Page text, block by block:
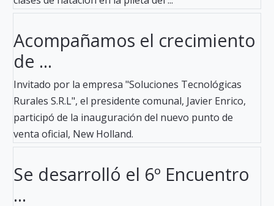
Acompañamos el crecimiento
de ...
Invitado por la empresa "Soluciones Tecnológicas
Rurales S.R.L", el presidente comunal, Javier Enrico,
participó de la inauguración del nuevo punto de
venta oficial, New Holland.
Se desarrolló el 6º Encuentro
...